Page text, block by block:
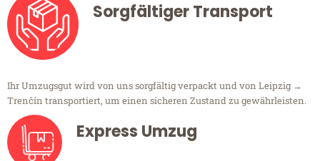
Sorgfältiger Transport
Ihr Umzugsgut wird von uns sorgfältig verpackt und von Leipzig →
Trenčín transportiert, um einen sicheren Zustand zu gewährleisten.
Express Umzug